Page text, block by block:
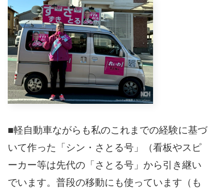
■軽自動車ながらも私のこれまでの経験に基づ
いて作った「シン・さとる号」（看板やスピ
ーカー等は先代の「さとる号」から引き継い
でいます。普段の移動にも使っています（も